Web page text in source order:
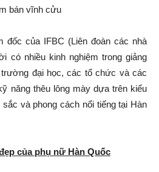
bán vĩnh cửu
đốc của IFBC (Liên đoàn các nhà
có nhiều kinh nghiệm trong giảng
đại học, các tổ chức và các
năng thêu lông mày dựa trên kiểu
và phong cách nổi tiếng tại Hàn
của phụ nữ Hàn Quốc